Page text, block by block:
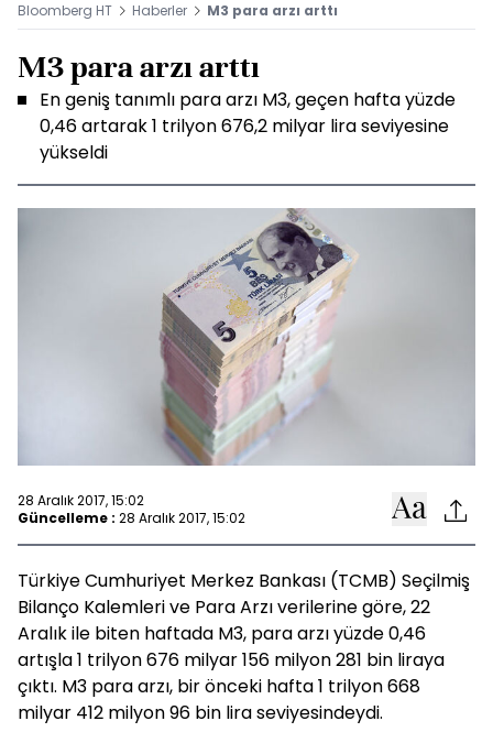
Bloomberg HT Haberler M3 para arzı arttı
M3 para arzı arttı
En geniş tanımlı para arzı M3, geçen hafta yüzde
0,46 artarak 1 trilyon 676,2 milyar lira seviyesine
yükseldi
28 Aralık 2017, 15:02
Güncelleme : 28 Aralık 2017, 15:02
Türkiye Cumhuriyet Merkez Bankası (TCMB) Seçilmiş
Bilanço Kalemleri ve Para Arzı verilerine göre, 22
Aralık ile biten haftada M3, para arzı yüzde 0,46
artışla 1 trilyon 676 milyar 156 milyon 281 bin liraya
çıktı. M3 para arzı, bir önceki hafta 1 trilyon 668
milyar 412 milyon 96 bin lira seviyesindeydi.